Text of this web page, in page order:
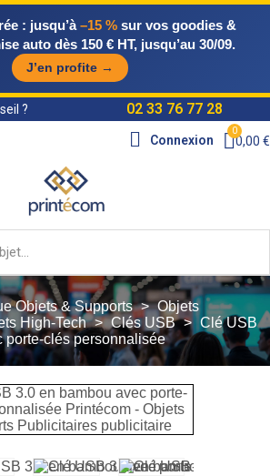
: jusqu’à–15 %sur vos goodies &
auto dès 150 € HT, jusqu’au 30/09.
J’en profite →
? 02 33 76 77 28
Connexion 0,00 €
Objets & Supports
Objets
High-Tech Clés USB
Clé USB
porte-clés personnalisée